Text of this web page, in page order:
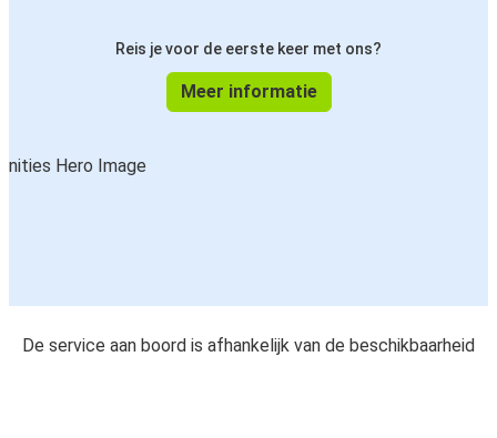
Reis je voor de eerste keer met ons?
Meer informatie
De service aan boord is afhankelijk van de beschikbaarheid